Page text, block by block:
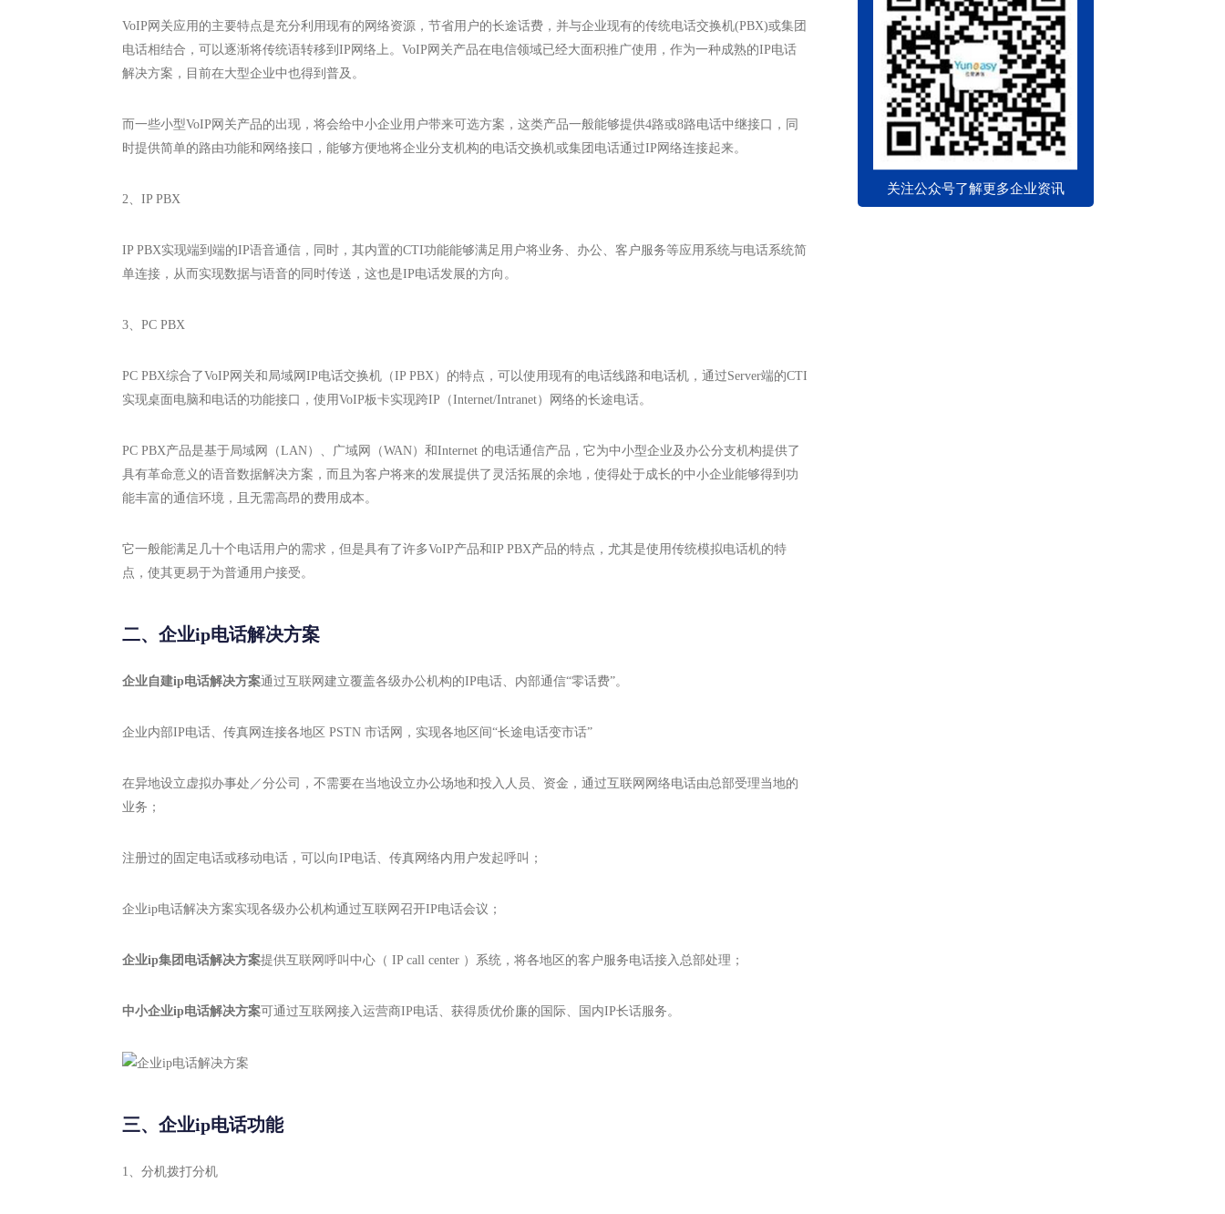
VoIP网关应用的主要特点是充分利用现有的网络资源，节省用户的长途话费，并与企业现有的传统电话交换机(PBX)或集团
电话相结合，可以逐渐将传统语转移到IP网络上。VoIP网关产品在电信领域已经大面积推广使用，作为一种成熟的IP电话
解决方案，目前在大型企业中也得到普及。
而一些小型VoIP网关产品的出现，将会给中小企业用户带来可选方案，这类产品一般能够提供4路或8路电话中继接口，同
时提供简单的路由功能和网络接口，能够方便地将企业分支机构的电话交换机或集团电话通过IP网络连接起来。
2、IP PBX
IP PBX实现端到端的IP语音通信，同时，其内置的CTI功能能够满足用户将业务、办公、客户服务等应用系统与电话系统简
单连接，从而实现数据与语音的同时传送，这也是IP电话发展的方向。
3、PC PBX
PC PBX综合了VoIP网关和局域网IP电话交换机（IP PBX）的特点，可以使用现有的电话线路和电话机，通过Server端的CTI
实现桌面电脑和电话的功能接口，使用VoIP板卡实现跨IP（Internet/Intranet）网络的长途电话。
PC PBX产品是基于局域网（LAN）、广域网（WAN）和Internet 的电话通信产品，它为中小型企业及办公分支机构提供了
具有革命意义的语音数据解决方案，而且为客户将来的发展提供了灵活拓展的余地，使得处于成长的中小企业能够得到功
能丰富的通信环境，且无需高昂的费用成本。
它一般能满足几十个电话用户的需求，但是具有了许多VoIP产品和IP PBX产品的特点，尤其是使用传统模拟电话机的特
点，使其更易于为普通用户接受。
二、企业ip电话解决方案
企业自建ip电话解决方案通过互联网建立覆盖各级办公机构的IP电话、内部通信“零话费”。
企业内部IP电话、传真网连接各地区 PSTN 市话网，实现各地区间“长途电话变市话”
在异地设立虚拟办事处／分公司，不需要在当地设立办公场地和投入人员、资金，通过互联网网络电话由总部受理当地的
业务；
注册过的固定电话或移动电话，可以向IP电话、传真网络内用户发起呼叫；
企业ip电话解决方案实现各级办公机构通过互联网召开IP电话会议；
企业ip集团电话解决方案提供互联网呼叫中心（ IP call center ）系统，将各地区的客户服务电话接入总部处理；
中小企业ip电话解决方案可通过互联网接入运营商IP电话、获得质优价廉的国际、国内IP长话服务。
三、企业ip电话功能
1、分机拨打分机
关注公众号了解更多企业资讯